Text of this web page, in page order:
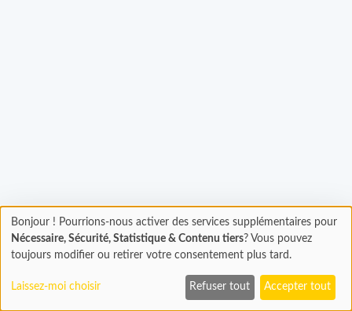
Chargement
En cours...
Bonjour ! Pourrions-nous activer des services supplémentaires pour
Nécessaire, Sécurité, Statistique & Contenu tiers? Vous pouvez
toujours modifier ou retirer votre consentement plus tard.
Laissez-moi choisir Refuser tout Accepter tout